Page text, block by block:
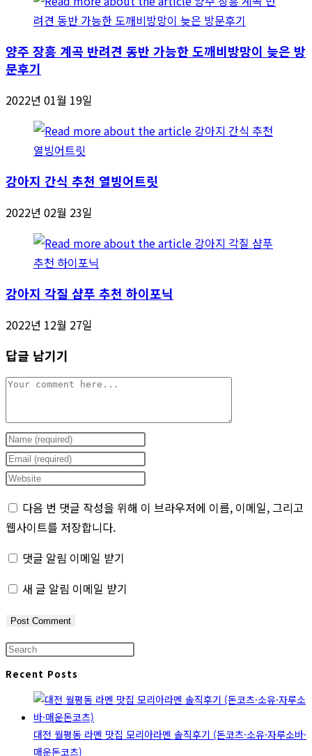
양주 장흥 계곡 반려견 동반 가능한 도깨비방망이 늦은 방
문후기
2022년 01월 19일
강아지 간식 추천 열빙어트릿
2022년 02월 23일
강아지 각질 샴푸 추천 하이포닉
2022년 12월 27일
답글 남기기
Comment
Enter
your
name
username
to
comment
Enter
your
address
to
comment
Enter
website
URL
(optional)
다음 번 댓글 작성을 위해 이 브라우저에 이름, 이메일, 그리고
웹사이트를 저장합니다.
댓글 알림 이메일 받기
새 글 알림 이메일 받기
Press
close
search
Recent Posts
대전 월평동 라멘 맛집 모리아라멘 솔직후기 (돈코츠·소유·자루소바·
매운돈코츠)